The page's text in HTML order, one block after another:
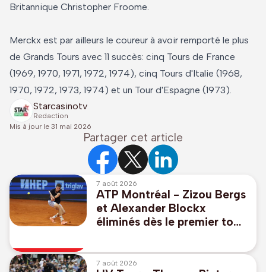
Britannique Christopher Froome.
Merckx est par ailleurs le coureur à avoir remporté le plus
de Grands Tours avec 11 succès: cinq Tours de France
(1969, 1970, 1971, 1972, 1974), cinq Tours d'Italie (1968,
1970, 1972, 1973, 1974) et un Tour d'Espagne (1973).
Starcasinotv
Redaction
Mis à jour le 31 mai 2026
Partager cet article
7 août 2026
ATP Montréal - Zizou Bergs
et Alexander Blockx
éliminés dès le premier tour
7 août 2026